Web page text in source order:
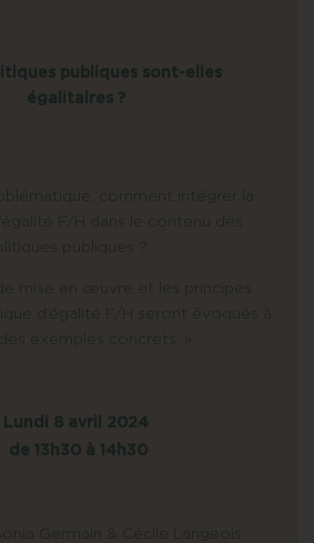
publiques sont-elles
égalitaires ?
comment intégrer la
F/H dans le contenu des
publiques ?
mise en œuvre et les principes
d’égalité F/H seront évoqués à
exemples concrets. »
Lundi 8 avril 2024
de 13h30 à 14h30
Germain & Cécile Langeois